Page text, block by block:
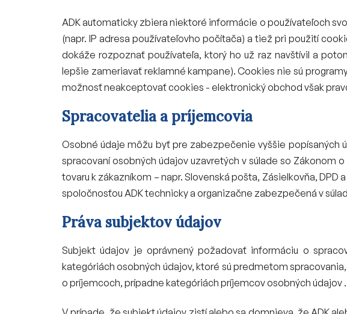
ADK automaticky zbiera niektoré informácie o používateľoch
(napr. IP adresa používateľovho počítača) a tiež pri použití
dokáže rozpoznať používateľa, ktorý ho už raz navštívil a
lepšie zameriavať reklamné kampane). Cookies nie sú
možnosť neakceptovať cookies - elektronický obchod však
Spracovatelia a príjemcovia
Osobné údaje môžu byť pre zabezpečenie vyššie popísaných
spracovaní osobných údajov uzavretých v súlade so Zákonom
tovaru k zákazníkom – napr. Slovenská pošta, Zásielkovňa,
spoločnosťou ADK technicky a organizačne zabezpečená v
Práva subjektov údajov
Subjekt údajov je oprávnený požadovať informáciu o
kategóriách osobných údajov, ktoré sú predmetom
o príjemcoch, prípadne kategóriách príjemcov osobných